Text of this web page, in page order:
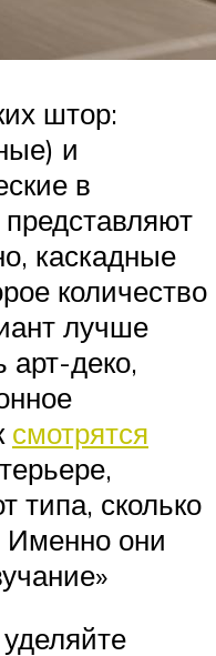
штор:
и
в
каскадные
количество
лучше
арт-деко,
смотрятся
типа, сколько
Именно они